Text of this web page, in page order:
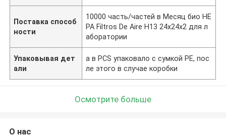
Поставка способ
ности
10000 часть/частей в Месяц био HE
PA Filtros De Aire H13 24x24x2 для л
аборатории
Упаковывая дет
али
a в PCS упаковало с сумкой PE, пос
ле этого в случае коробки
Осмотрите больше
О нас